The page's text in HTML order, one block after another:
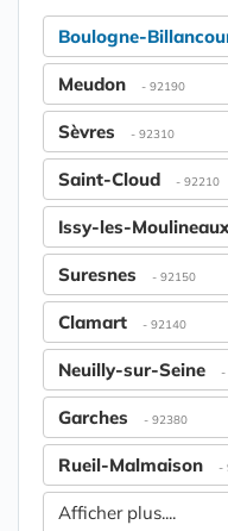
Boulogne-
Meudon - 92190
Sèvres - 92310
Saint-Cloud - 92210
Issy-les-Moulineaux
Suresnes - 92150
Clamart - 92140
Neuilly-sur-Seine -
Garches - 92380
Rueil-Malmaison -
Afficher plus....